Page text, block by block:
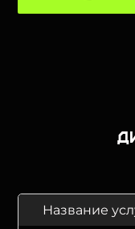
Название